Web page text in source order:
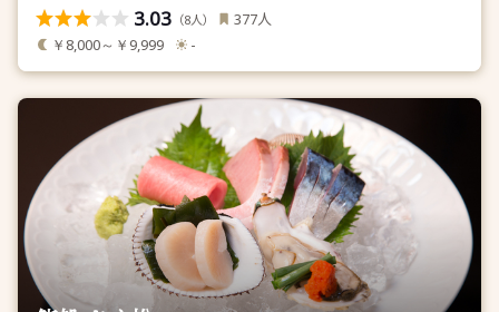
3.03 （8人） 377人
￥8,000～￥9,999 -